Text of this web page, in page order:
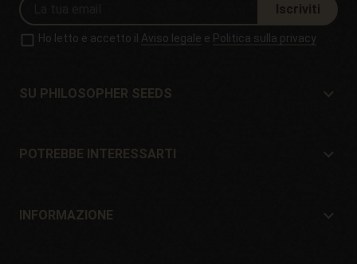
Iscriviti
Ho letto e accetto il Aviso legale e Politica sulla privacy
SU PHILOSOPHER SEEDS
Situazione e contatto
POTREBBE INTERESSARTI
Offerte
INFORMAZIONE